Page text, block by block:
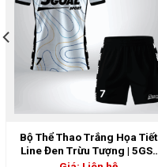
Bộ Thể Thao Trắng Họa Tiết
Line Đen Trừu Tượng | 5GS-
06797